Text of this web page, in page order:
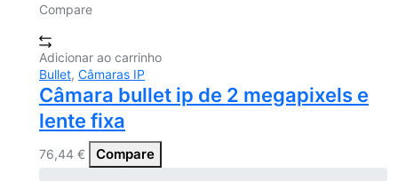
Compare
Adicionar ao carrinho
Bullet, Câmaras IP
Câmara bullet ip de 2 megapixels e
lente fixa
76,44 € Compare